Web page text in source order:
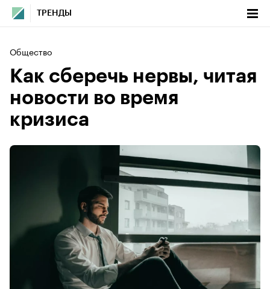
ТРЕНДЫ
Общество
Как сберечь нервы, читая
новости во время
кризиса